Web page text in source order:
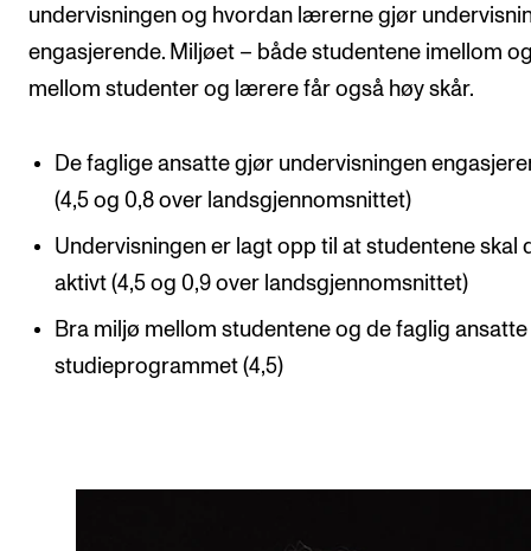
undervisningen og hvordan lærerne gjør
engasjerende. Miljøet – både studentene imellom
mellom studenter og lærere får også høy skår.
De faglige ansatte gjør undervisningen
(4,5 og 0,8 over landsgjennomsnittet)
Undervisningen er lagt opp til at studentene skal
aktivt (4,5 og 0,9 over landsgjennomsnittet)
Bra miljø mellom studentene og de faglig
studieprogrammet (4,5)